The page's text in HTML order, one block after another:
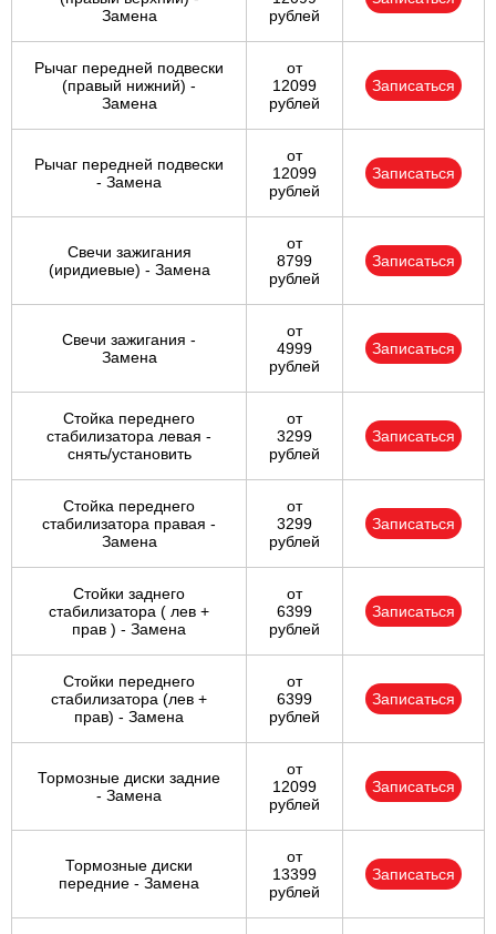
Замена
рублей
Рычаг передней подвески
(правый нижний) -
Замена
от
12099
рублей
Записаться
Рычаг передней подвески
- Замена
от
12099
рублей
Записаться
Свечи зажигания
(иридиевые) - Замена
от
8799
рублей
Записаться
Свечи зажигания -
Замена
от
4999
рублей
Записаться
Стойка переднего
стабилизатора левая -
снять/установить
от
3299
рублей
Записаться
Стойка переднего
стабилизатора правая -
Замена
от
3299
рублей
Записаться
Стойки заднего
стабилизатора ( лев +
прав ) - Замена
от
6399
рублей
Записаться
Стойки переднего
стабилизатора (лев +
прав) - Замена
от
6399
рублей
Записаться
Тормозные диски задние
- Замена
от
12099
рублей
Записаться
Тормозные диски
передние - Замена
от
13399
рублей
Записаться